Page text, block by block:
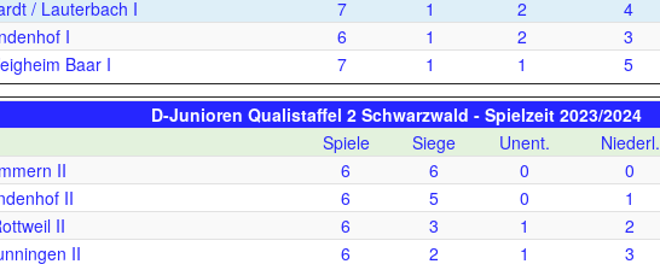
/ Lauterbach I 7 1 2 4
I 6 1 2 3
Baar I 7 1 1 5
D-Junioren Qualistaffel 2 Schwarzwald - Spielzeit 2023/2024
Spiele Siege Unent. Niederl.
II 6 6 0 0
II 6 5 0 1
II 6 3 1 2
II 6 2 1 3